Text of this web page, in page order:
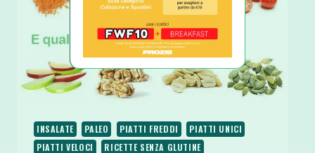
INSALATE PALEO PIATTI FREDDI
PIATTI UNICI
PIATTI VELOCI
RICETTE SENZA GLUTINE